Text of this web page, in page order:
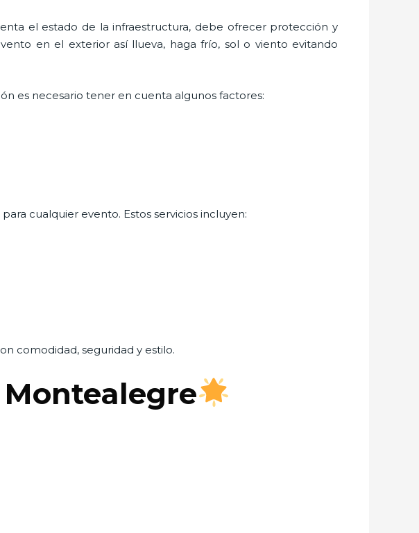
el estado de la infraestructura, debe ofrecer protección y
en el exterior así llueva, haga frío, sol o viento evitando
es necesario tener en cuenta algunos factores:
cualquier evento. Estos servicios incluyen:
comodidad, seguridad y estilo.